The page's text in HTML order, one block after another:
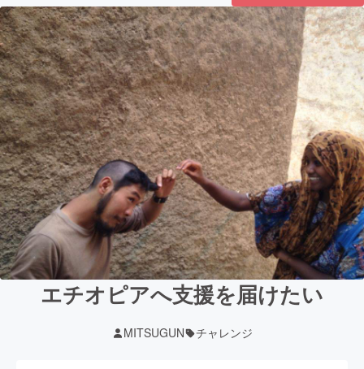
エチオピアへ支援を届けたい
MITSUGUN チャレンジ